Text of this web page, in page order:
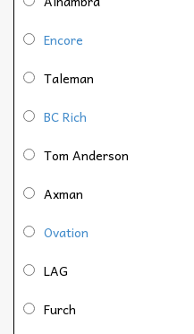
Encore
Taleman
BC Rich
Tom Anderson
Axman
Ovation
LAG
Furch